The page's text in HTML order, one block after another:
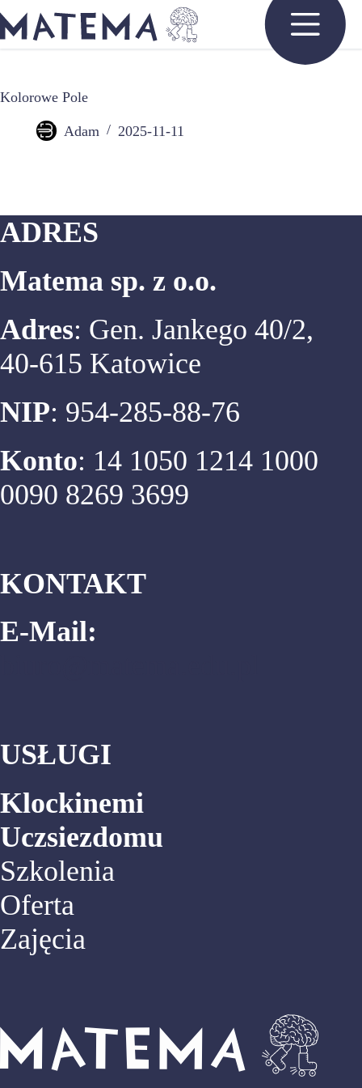
do
treści
Kolorowe Pole
Adam 2025-11-11
ADRES
Matema sp. z o.o.
Adres: Gen. Jankego 40/2,
40-615 Katowice
NIP: 954-285-88-76
Konto: 14 1050 1214 1000
0090 8269 3699
KONTAKT
E-Mail:
USŁUGI
Klockinemi
Uczsiezdomu
Szkolenia
Oferta
Zajęcia